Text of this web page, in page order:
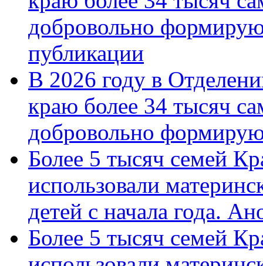
добровольно
публикации
В 2026 году в
краю более 34 тысяч
добровольно
Более 5 тысяч семей
использовали
детей с начала года.
Более 5 тысяч семей